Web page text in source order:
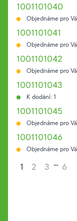
1001101040
Objednáme pro
1001101041
Objednáme pro
1001101042
Objednáme pro
1001101043
K dodání: 1
1001101045
Objednáme pro
1001101046
Objednáme pro
1
2 3 ... 6